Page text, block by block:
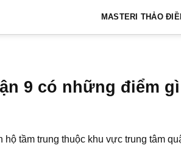
MASTERI THẢO
9 có những điểm
hộ tầm trung thuộc khu vực trung tâm